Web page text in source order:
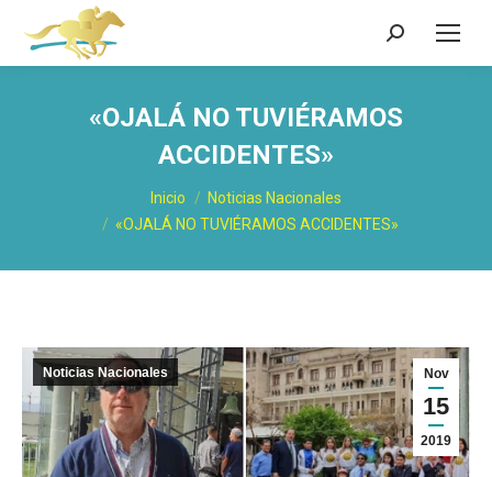
Buscar:
«OJALÁ NO TUVIÉRAMOS
ACCIDENTES»
Inicio
Noticias Nacionales
«OJALÁ NO TUVIÉRAMOS ACCIDENTES»
Nov
15
2019
Noticias Nacionales